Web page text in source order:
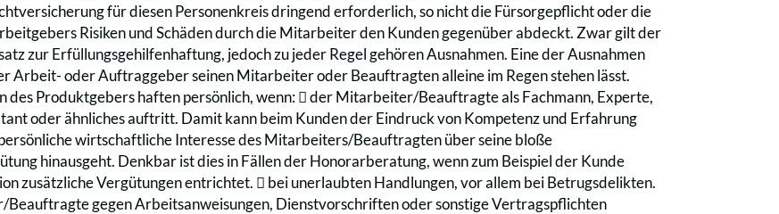
für diesen Personenkreis dringend erforderlich, so nicht die Fürsorgepflicht oder die
Risiken und Schäden durch die Mitarbeiter den Kunden gegenüber abdeckt. Zwar gilt der
zur Erfüllungsgehilfenhaftung, jedoch zu jeder Regel gehören Ausnahmen. Eine der Ausnahmen
Arbeit- oder Auftraggeber seinen Mitarbeiter oder Beauftragten alleine im Regen stehen lässt.
des Produktgebers haften persönlich, wenn: 􀁑 der Mitarbeiter/Beauftragte als Fachmann, Experte,
oder ähnliches auftritt. Damit kann beim Kunden der Eindruck von Kompetenz und Erfahrung
wirtschaftliche Interesse des Mitarbeiters/Beauftragten über seine bloße
hinausgeht. Denkbar ist dies in Fällen der Honorarberatung, wenn zum Beispiel der Kunde
zusätzliche Vergütungen entrichtet. 􀁑 bei unerlaubten Handlungen, vor allem bei Betrugsdelikten.
gegen Arbeitsanweisungen, Dienstvorschriften oder sonstige Vertragspflichten